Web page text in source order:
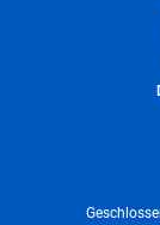
Klicken,